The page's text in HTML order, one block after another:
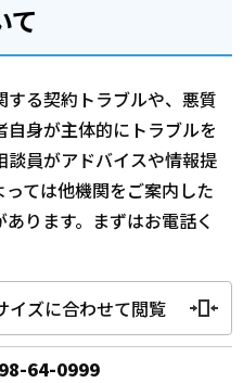
て
る契約トラブルや、悪質
身が主体的にトラブルを
員がアドバイスや情報提
ては他機関をご案内した
ります。まずはお電話く
イズに合わせて閲覧
64-0999